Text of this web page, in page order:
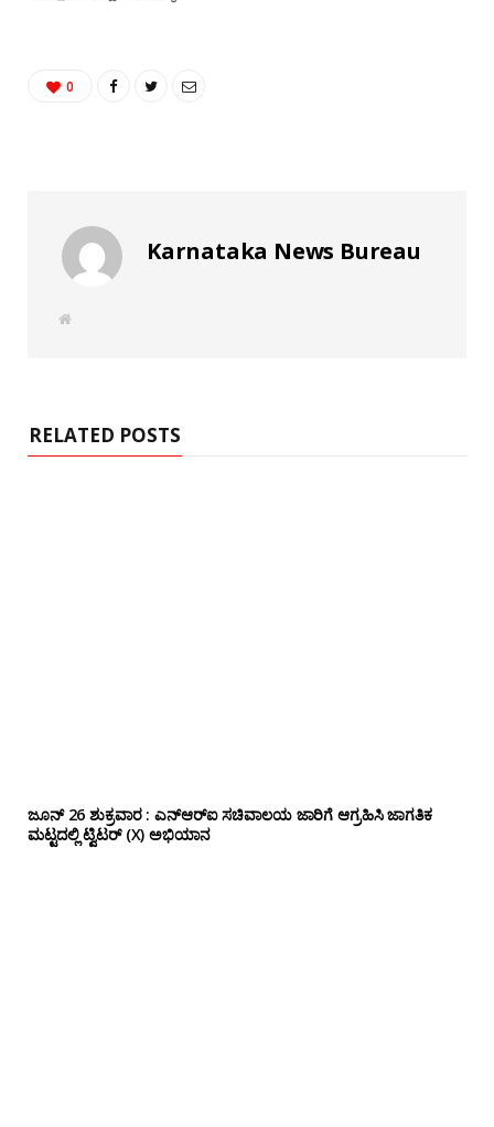
0
Karnataka News Bureau
W
RELATED POSTS
ಜೂನ್ 26 ಶುಕ್ರವಾರ : ಎನ್‌ಆರ್‌ಐ ಸಚಿವಾಲಯ ಜಾರಿಗೆ ಆಗ್ರಹಿಸಿ ಜಾಗತಿಕ
ಮಟ್ಟದಲ್ಲಿ ಟ್ವಿಟರ್ (X) ಅಭಿಯಾನ